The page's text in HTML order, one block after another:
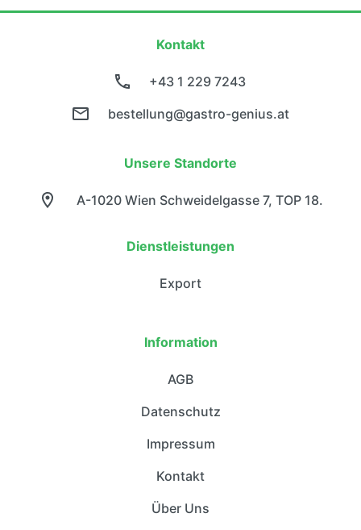
Kontakt
+43 1 229 7243
bestellung@gastro-genius.at
Unsere Standorte
A-1020 Wien Schweidelgasse 7, TOP 18.
Dienstleistungen
Export
Information
AGB
Datenschutz
Impressum
Kontakt
Über Uns